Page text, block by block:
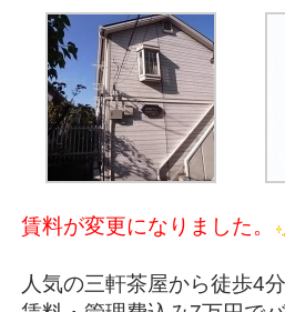
賃料が変更になりました。
人気の三軒茶屋から徒歩4